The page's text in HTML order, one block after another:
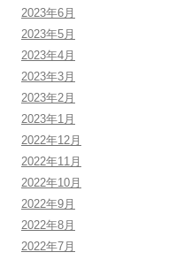
2023年6月
2023年5月
2023年4月
2023年3月
2023年2月
2023年1月
2022年12月
2022年11月
2022年10月
2022年9月
2022年8月
2022年7月